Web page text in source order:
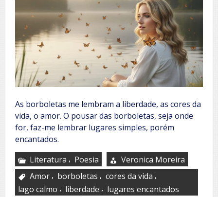
As borboletas me lembram a liberdade, as cores da
vida, o amor. O pousar das borboletas, seja onde
for, faz-me lembrar lugares simples, porém
encantados.
Literatura , Poesia
Veronica Moreira
Amor , borboletas , cores da vida ,
lago calmo , liberdade , lugares encantados